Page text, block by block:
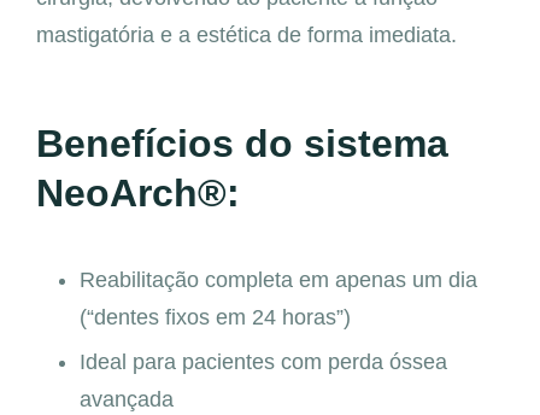
mastigatória e a estética de forma imediata.
Benefícios do sistema
NeoArch®:
Reabilitação completa em apenas um dia
(“dentes fixos em 24 horas”)
Ideal para pacientes com perda óssea
avançada